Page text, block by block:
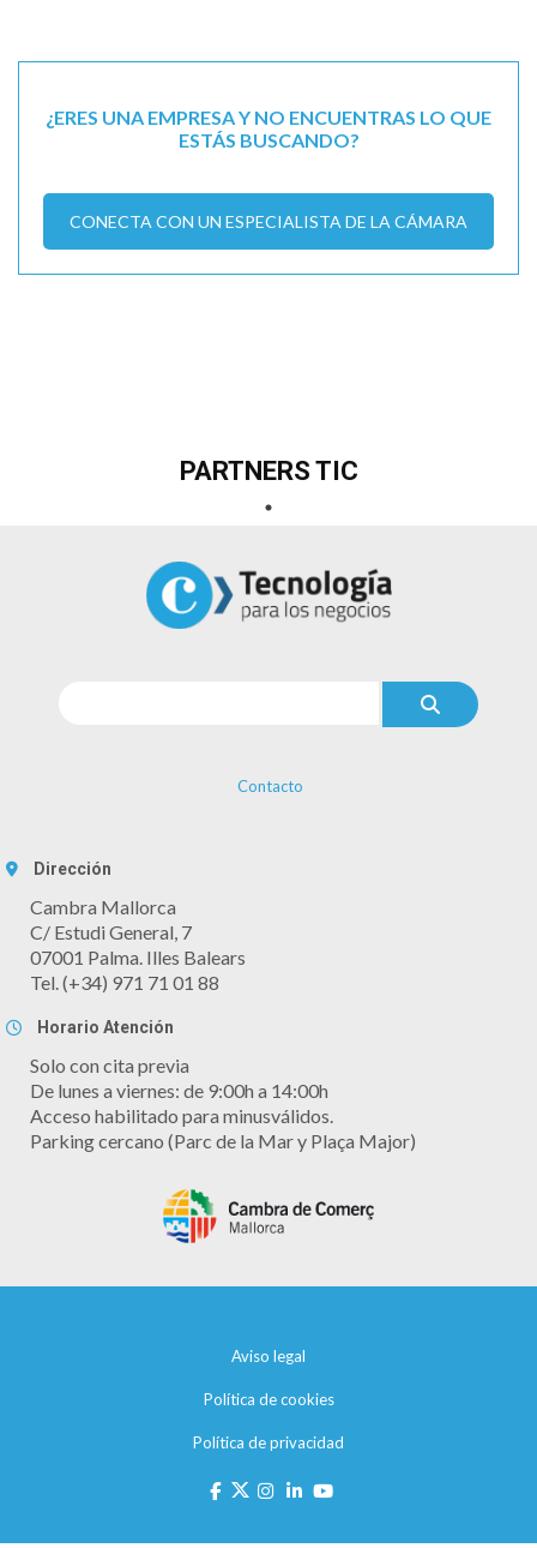
¿ERES UNA EMPRESA Y NO ENCUENTRAS LO QUE
ESTÁS BUSCANDO?
CONECTA CON UN ESPECIALISTA DE LA CÁMARA
PARTNERS TIC
Contacto
Dirección
Cambra Mallorca
C/ Estudi General, 7
07001 Palma. Illes Balears
Tel. (+34) 971 71 01 88
Horario Atención
Solo con cita previa
De lunes a viernes: de 9:00h a 14:00h
Acceso habilitado para minusválidos.
Parking cercano (Parc de la Mar y Plaça Major)
Aviso legal
Política de cookies
Política de privacidad